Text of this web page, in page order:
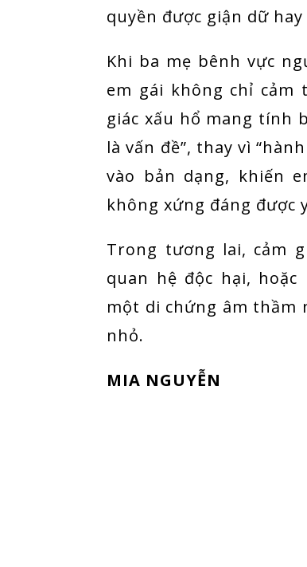
quyền được giận dữ
Khi ba mẹ bênh vực
em gái không chỉ
giác xấu hổ mang tính
là vấn đề”, thay vì
vào bản dạng, khiến
không xứng đáng được
Trong tương lai, cảm
quan hệ độc hại,
một di chứng âm
nhỏ.
MIA NGUYỄN